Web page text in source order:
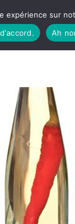
FÊTES BASQUES
expérience sur
Ah